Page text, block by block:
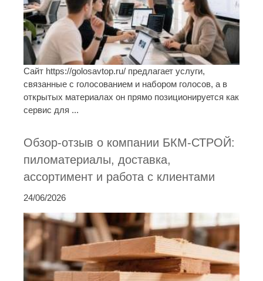
Сайт https://golosavtop.ru/ предлагает услуги,
связанные с голосованием и набором голосов, а в
открытых материалах он прямо позиционируется как
сервис для ...
Обзор-отзыв о компании БКМ-СТРОЙ:
пиломатериалы, доставка,
ассортимент и работа с клиентами
24/06/2026